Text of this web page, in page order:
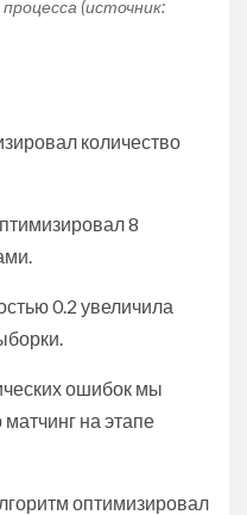
(источник:
количество
8
0.2 увеличила
ошибок мы
на этапе
оптимизировал